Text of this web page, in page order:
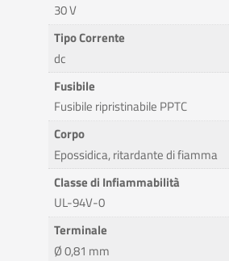
30 V
Tipo Corrente
dc
Fusibile
Fusibile ripristinabile PPTC
Corpo
Epossidica, ritardante di fiamma
Classe di Infiammabilità
UL-94V-0
Terminale
Ø 0,81 mm